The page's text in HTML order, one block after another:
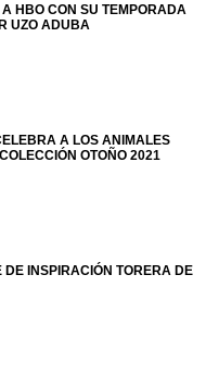
HBO CON SU TEMPORADA
UZO ADUBA
A LOS ANIMALES
OTOÑO 2021
DE INSPIRACIÓN TORERA DE